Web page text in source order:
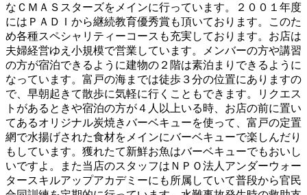
なＣＭＡＳスターズをメインに行っています。２００１年度
にはＰＡＤＩから継続教育優秀賞も頂いております。このた
め各種スペシャリティーコースも充実しております。お店は
夫婦経営ゆえ小規模で営業しています。メンバーの方や講習
の方が宿泊できるように建物の２階は素泊まりできるように
なっています。富戸の海までは徒歩３分の位置にありますの
で、早朝起きて散歩に気軽に行くこともできます。リクエス
トがあるときや宿泊の方が４人以上いる時、お店の前に置い
てあるオリジナル炭焼きバーベキューを使って、富戸の定置
網で水揚げされた食材をメインにバーベキューで楽しんだり
もしています。獲れたて新鮮お魚はバーベキューでもおいし
いですよ。また当店のスタッフはＮＰＯ法人アンダーウォー
タースキルアップアカデミーにも所属していて普段から官民